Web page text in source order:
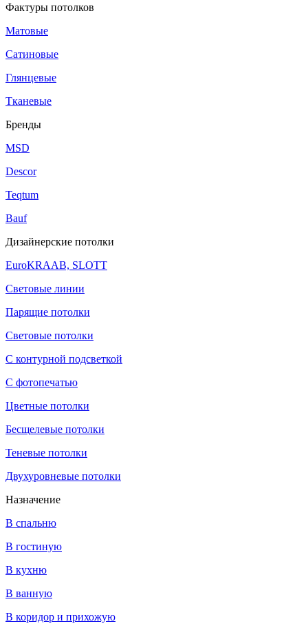
Фактуры потолков
Матовые
Сатиновые
Глянцевые
Тканевые
Бренды
MSD
Descor
Teqtum
Bauf
Дизайнерские потолки
EuroKRAAB, SLOTT
Световые линии
Парящие потолки
Световые потолки
С контурной подсветкой
С фотопечатью
Цветные потолки
Бесщелевые потолки
Теневые потолки
Двухуровневые потолки
Назначение
В спальню
В гостиную
В кухню
В ванную
В коридор и прихожую